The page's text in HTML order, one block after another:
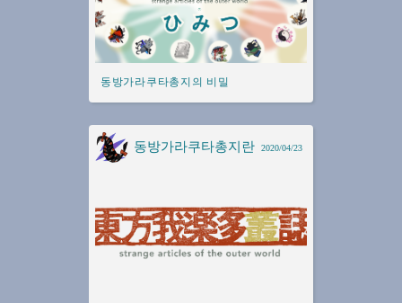
동방가라쿠타총지의 비밀
동방가라쿠타총지란 2020/04/23